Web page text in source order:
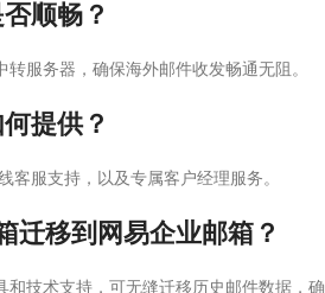
顺畅？
服务器，确保海外邮件收发畅通无阻。
提供？
客服支持，以及专属客户经理服务。
迁移到网易企业邮箱？
技术支持，可无缝迁移历史邮件数据，确